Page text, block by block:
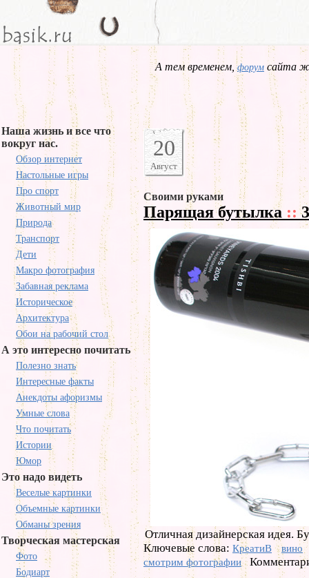
А тем временем,форум сайта
Наша жизнь и все что
вокруг нас.
Обзор интернет
Настольные игры
Про спорт
Животный мир
Природа
Транспорт
Дети
Макро фотография
Забавная реклама
Историческое
Архитектура
Обои на рабочий стол
А это интересно почитать
Полезно знать
Интересные факты
Анекдоты афоризмы
Умные слова
Что почитать
Истории
Юмор
Это надо видеть
Веселые картинки
Объемные картинки
Обманы зрения
Творческая мастерская
Фото
Бодиарт
20
Август
Своими руками
Парящая бутылка ::
Отличная дизайнерская идея.
Ключевые слова: КреатиВ
вино
смотрим фотографии